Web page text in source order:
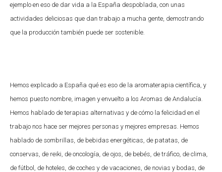
ejemplo en eso de dar vida a la España despoblada, con unas
actividades deliciosas que dan trabajo a mucha gente, demostrando
que la producción también puede ser sostenible.
Hemos explicado a España qué es eso de la aromaterapia científica, y
hemos puesto nombre, imagen y envuelto a los Aromas de Andalucía.
Hemos hablado de terapias alternativas y de cómo la felicidad en el
trabajo nos hace ser mejores personas y mejores empresas. Hemos
hablado de sombrillas, de bebidas energéticas, de patatas, de
conservas, de reiki, de oncología, de ojos, de bebés, de tráfico, de clima,
de fútbol, de hoteles, de coches y de vacaciones, de novias y bodas, de